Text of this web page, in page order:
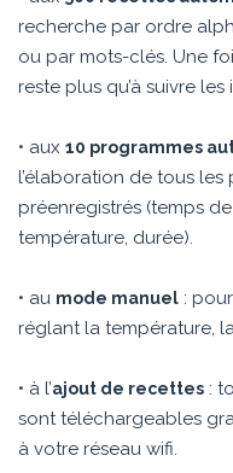
recherche par ordre
ou par mots-clés. Une
reste plus qu’à suivre
• aux 10 programmes
l’élaboration de tous
préenregistrés (temps
température, durée).
• au mode manuel :
réglant la température,
• à l’ajout de recettes :
sont téléchargeables
à votre réseau wifi.